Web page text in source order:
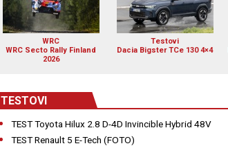
WRC
WRC Secto Rally Finland
2026
Testovi
Dacia Bigster TCe 130 4×4
TESTOVI
TEST Toyota Hilux 2.8 D-4D Invincible Hybrid 48V
TEST Renault 5 E-Tech (FOTO)